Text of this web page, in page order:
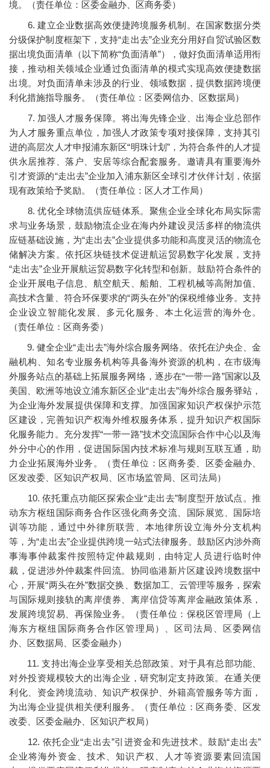
境。（责任单位：区委金融办、区商务委）
6. 建立企业数据高效便捷跨境服务机制。在国家数据分类
分级保护制度框架下，支持“走出去”企业充分用好自贸试验区数
据出境负面清单（以下简称“负面清单”），做好负面清单适用衔
接，推动相关领域企业通过负面清单的模式实现高效便捷数据
出境。对负面清单未涉及的行业、领域数据，提供数据跨境便
利化措施指导服务。（责任单位：区委网信办、区数据局）
7. 加强人才服务保障。将出海先锋企业、出海企业总部作
为人才服务重点单位，加强人才政策专项对接保障，支持其引
进的高层次人才申报浦东新区“明珠计划”，为符合条件的人才提
供永居推荐、落户、安居等综合配套服务。邀请具有重要海外
引才资源的“走出去”企业加入浦东新区全球引才伙伴计划，依据
现有政策给予奖励。（责任单位：区人才工作局）
8. 优化全球物流供应链体系。聚焦企业全球化布局实际需
求与业务场景，鼓励物流企业在海内外建设灵活多样的物流供
应链基础设施，为“走出去”企业提供多功能和高度灵活的物流仓
储解决方案。依托区块链技术促进航运贸易数字化发展，支持
“走出去”企业开展航运贸易数字化转型和创新。鼓励符合条件的
企业开展电子信息、航空航天、船舶、工程机械等高附加值、
高技术含量、符合环保要求的“两头在外”的保税维修业务。支持
企业设立智能化发展、多元化服务、本土化运营的海外仓。
（责任单位：区商务委）
9. 健全企业“走出去”海外综合服务网络。依托在沪央企、金
融机构、知名专业服务机构等具备海外资源的机构，在市级海
外服务站点的基础上拓展服务网络，逐步在“一带一路”国家以及
美国、欧洲等地设立浦东新区企业“走出去”海外综合服务驿站，
为企业海外发展提供保障和支撑。加强国家知识产权保护示范
区建设，完善知识产权海外维权服务体系，提升知识产权国际
化服务能力。充分发挥“一带一路”技术交流国际合作中心以及海
外分中心的作用，促进国际国内技术标准与规则互联互通，助
力企业拓展海外业务。（责任单位：区商务委、区委金融办、
区发改委、区知识产权局、区市场监管局、区司法局）
10. 依托重点功能区探索企业“走出去”制度型开放试点。推
动东方枢纽国际商务合作区强化商务交流、国际展览、国际培
训等功能，通过中外律所联营、本地律所设立海外分支机构
等，为“走出去”企业提供跨境一站式法律服务。鼓励区内涉外商
事海事仲裁案件按照特定仲裁规则，由特定人员进行临时仲
裁，促进涉外仲裁案件回流。协同临港新片区建设跨境数据中
心，开展“两头在外”数据交换、数据加工、云管理等服务，探索
与国际规则接轨的离岸债券、离岸信贷等离岸金融政策体系，
发展跨境贸易、再保险业务。（责任单位：保税区管理局（上
海东方枢纽国际商务合作区管理局）、区司法局、区委网信
办、区数据局、区委金融办）
11. 支持出海企业享受相关总部政策。对于具有总部功能、
对外投资规模较大的出海企业，研究制定支持政策。在通关便
利化、资金跨境流动、知识产权保护、外籍高管服务等方面，
为出海企业提供相关便利服务。（责任单位：区商务委、区发
改委、区委金融办、区知识产权局）
12. 依托企业“走出去”引进资金和先进技术。鼓励“走出去”
企业将海外资金、技术、知识产权、人才等资源要素回流国